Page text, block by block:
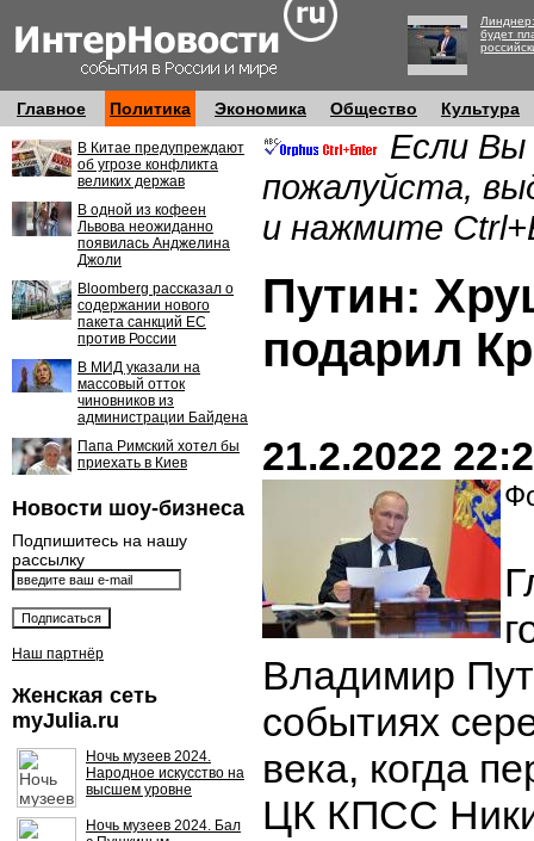
будет
Главное Политика Экономика Общество Культура
В Китае предупреждают
об угрозе конфликта
великих держав
В одной из кофеен
Львова неожиданно
появилась Анджелина
Джоли
Bloomberg рассказал о
содержании нового
пакета санкций ЕС
против России
В МИД указали на
массовый отток
чиновников из
администрации Байдена
Папа Римский хотел бы
приехать в Киев
Новости шоу-бизнеса
Подпишитесь на нашу
рассылку
Наш партнёр
Женская сеть
myJulia.ru
Ночь музеев 2024.
Народное искусство на
высшем уровне
Ночь музеев 2024. Бал
Если Вы
пожалуйста,
и нажмите
Путин:
подарил
21.2.2022
Владимир
событиях
века, когда
ЦК КПСС